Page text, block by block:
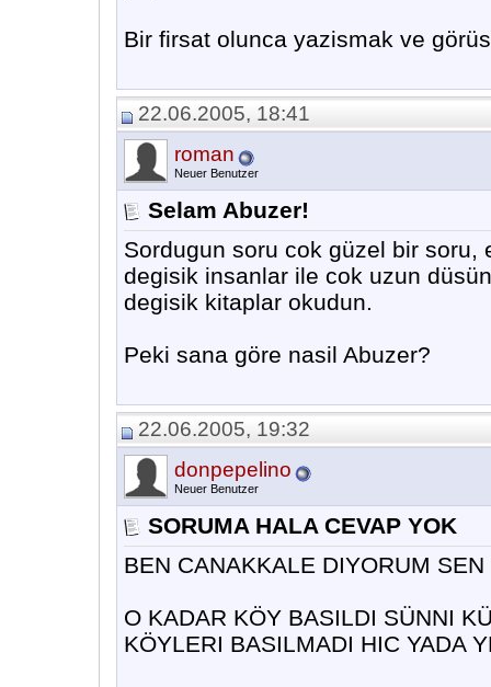
Bir firsat olunca yazismak ve
22.06.2005, 18:41
roman
Neuer Benutzer
Selam Abuzer!
Sordugun soru cok güzel bir
degisik insanlar ile cok uzun
degisik kitaplar okudun.
Peki sana göre nasil Abuzer?
22.06.2005, 19:32
donpepelino
Neuer Benutzer
SORUMA HALA CEVAP YOK
BEN CANAKKALE DIYORUM
O KADAR KÖY BASILDI SÜNNI
KÖYLERI BASILMADI HIC YADA